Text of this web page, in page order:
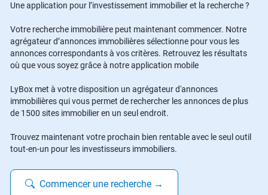
Une application pour l’investissement immobilier et la recherche ?
Votre recherche immobilière peut maintenant commencer. Notre
agrégateur d’annonces immobilières sélectionne pour vous les
annonces correspondants à vos critères. Retrouvez les résultats
où que vous soyez grâce à notre application mobile
LyBox met à votre disposition un agrégateur d'annonces
immobilières qui vous permet de rechercher les annonces de plus
de 1500 sites immobilier en un seul endroit.
Trouvez maintenant votre prochain bien rentable avec le seul outil
tout-en-un pour les investisseurs immobiliers.
Commencer une recherche →